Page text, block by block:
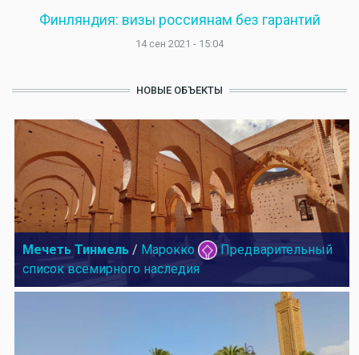
Финляндия: визы россиянам без гарантий
14 сен 2021 - 15:04
НОВЫЕ ОБЪЕКТЫ
Мечеть Тинмель / Марокко
Предварительный
список всемирного наследия